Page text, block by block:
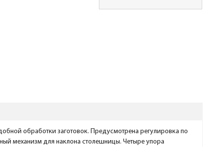
обработки заготовок. Предусмотрена регулировка по
механизм для наклона столешницы. Четыре упора